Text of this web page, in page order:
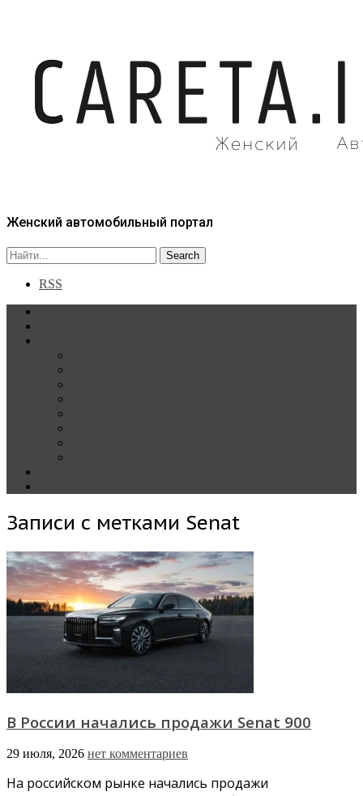
Женский автомобильный портал
RSS
Записи с метками Senat
В России начались продажи Senat 900
29 июля, 2026 нет комментариев
На российском рынке начались продажи